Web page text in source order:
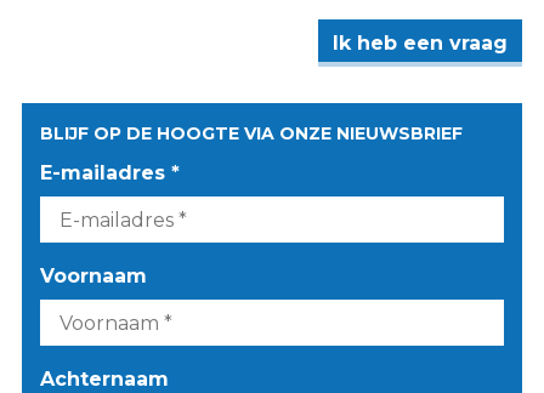
Ik heb een vraag
BLIJF OP DE HOOGTE VIA ONZE NIEUWSBRIEF
E-mailadres *
Voornaam
Achternaam